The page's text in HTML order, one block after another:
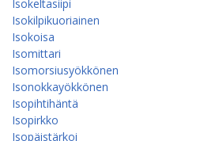
Isokeltasiipi
Isokilpikuoriainen
Isokoisa
Isomittari
Isomorsiusyökkönen
Isonokkayökkönen
Isopihtihäntä
Isopirkko
Isopäistärkoi